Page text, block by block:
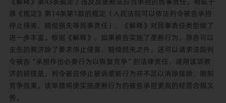
原《规定》第14条第1款的规定（人民法院可以依法判令被告承担
停止侵害、赔偿损失等民事责任），《解释》对民事责任类型做了
进一步丰富。根据《解释》，如果被告实施了垄断行为，原告可以
主张的救济除了要求停止侵害、赔偿损失之外，还可以请求法院判
令被告“承担作出必要行为以恢复竞争”的法律责任，适用该项救
济的前提是，判令被告停止被诉垄断行为并不足以消除排除、限制
竞争效果。该举措将使实施垄断行为的被告承担更高的经营合规义
务。